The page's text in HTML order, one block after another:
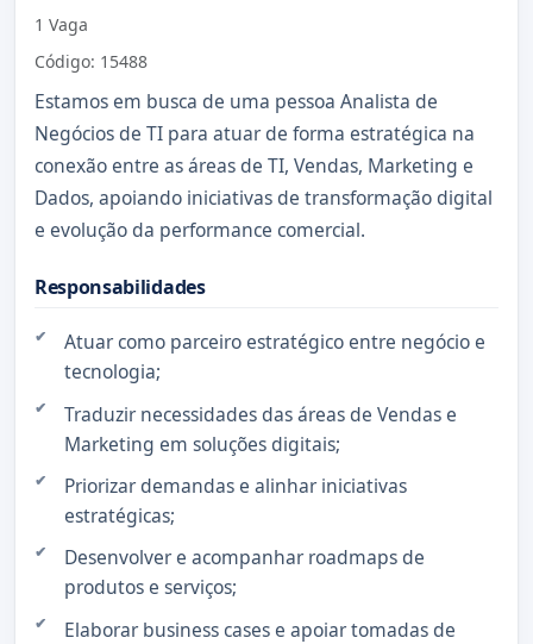
1 Vaga
Código: 15488
Estamos em busca de uma pessoa Analista de
Negócios de TI para atuar de forma estratégica na
conexão entre as áreas de TI, Vendas, Marketing e
Dados, apoiando iniciativas de transformação digital
e evolução da performance comercial.
Responsabilidades
Atuar como parceiro estratégico entre negócio e
tecnologia;
Traduzir necessidades das áreas de Vendas e
Marketing em soluções digitais;
Priorizar demandas e alinhar iniciativas
estratégicas;
Desenvolver e acompanhar roadmaps de
produtos e serviços;
Elaborar business cases e apoiar tomadas de